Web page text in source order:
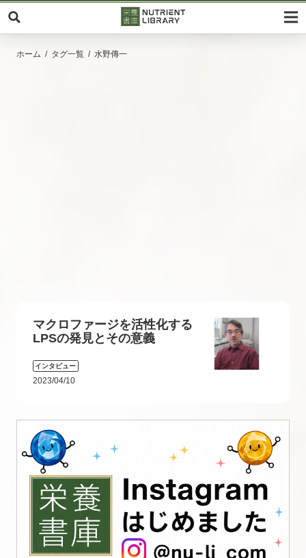
ホーム タグ一覧 水野傳一
マクロファージを活性化する
LPSの発見とその意義
インタビュー
2023/04/10